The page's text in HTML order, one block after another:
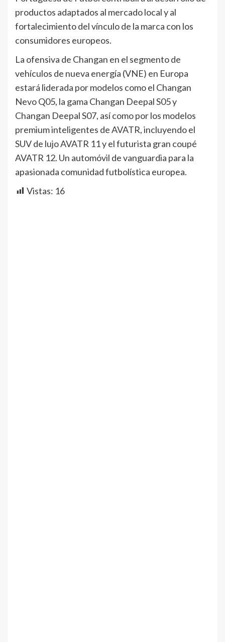
productos adaptados al mercado local y al
fortalecimiento del vínculo de la marca con los
consumidores europeos.
La ofensiva de Changan en el segmento de
vehículos de nueva energía (VNE) en Europa
estará liderada por modelos como el Changan
Nevo Q05, la gama Changan Deepal S05 y
Changan Deepal S07, así como por los modelos
premium inteligentes de AVATR, incluyendo el
SUV de lujo AVATR 11 y el futurista gran coupé
AVATR 12. Un automóvil de vanguardia para la
apasionada comunidad futbolística europea.
Vistas: 16